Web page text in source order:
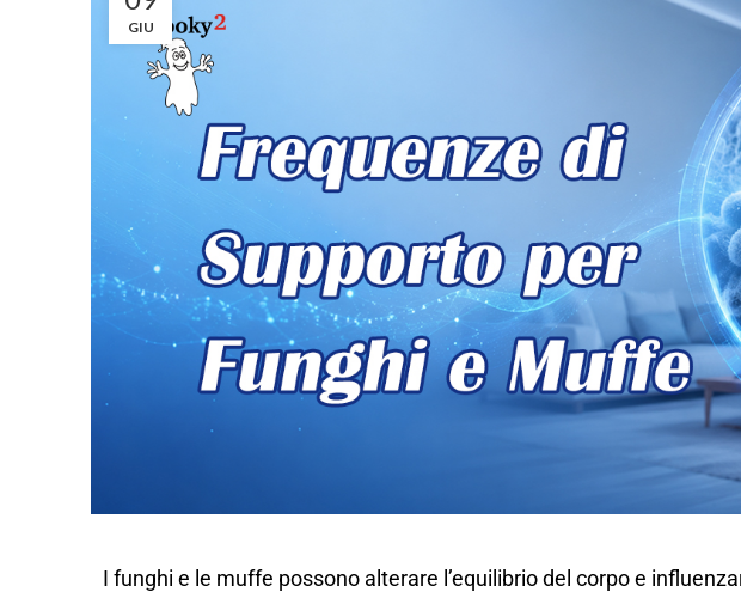
GIU
I funghi e le muffe possono alterare l’equilibrio del corpo e